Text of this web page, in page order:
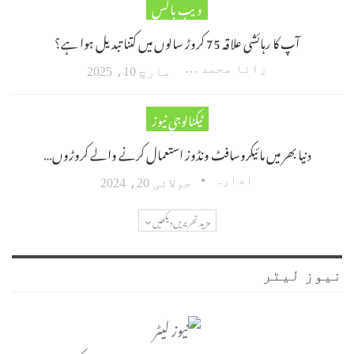
ویب باکس
آپ کا رہائشی علاقہ 75 کروڑ سالوں میں کتنا تبدیل ہوا ہے؟
رانا محمد امین اکبر مارچ 10، 2025
ٹیکنالوجی نیوز
دنیا بھر میں مائیکروسافٹ ونڈوز استعمال کرنے والے کروڑوں…
ادارہ جولائی 20، 2024
مزید تحریریں دیکھیں
نیوز لیٹر